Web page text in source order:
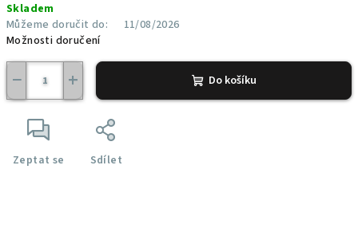
Skladem
Můžeme doručit do:
11/08/2026
Možnosti doručení
+
− Do košíku
Zeptat se Sdílet